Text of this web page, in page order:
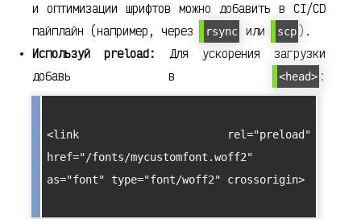
и оптимизации шрифтов можно добавить в CI/CD
пайплайн (например, через
rsync или scp ).
Используй preload: Для ускорения загрузки
добавь в
<head> :
<link rel="preload"
href="/fonts/mycustomfont.woff2"
as="font" type="font/woff2" crossorigin>